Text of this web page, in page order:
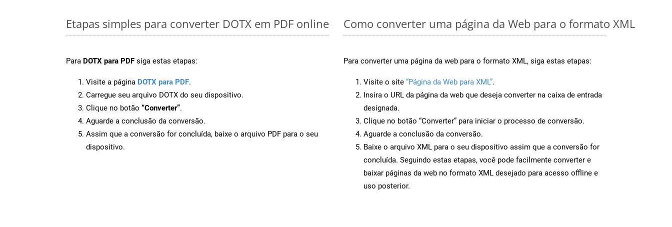
Etapas simples para converter DOTX em PDF online
Para DOTX para PDF siga estas etapas:
Visite a página DOTX para PDF.
Carregue seu arquivo DOTX do seu dispositivo.
Clique no botão “Converter”.
Aguarde a conclusão da conversão.
Assim que a conversão for concluída, baixe o arquivo PDF para o seu
dispositivo.
Como converter uma página da Web para o formato XML
Para converter uma página da web para o formato XML, siga estas etapas:
Visite o site “Página da Web para XML”.
Insira o URL da página da web que deseja converter na caixa de entrada
designada.
Clique no botão “Converter” para iniciar o processo de conversão.
Aguarde a conclusão da conversão.
Baixe o arquivo XML para o seu dispositivo assim que a conversão for
concluída. Seguindo estas etapas, você pode facilmente converter e
baixar páginas da web no formato XML desejado para acesso offline e
uso posterior.